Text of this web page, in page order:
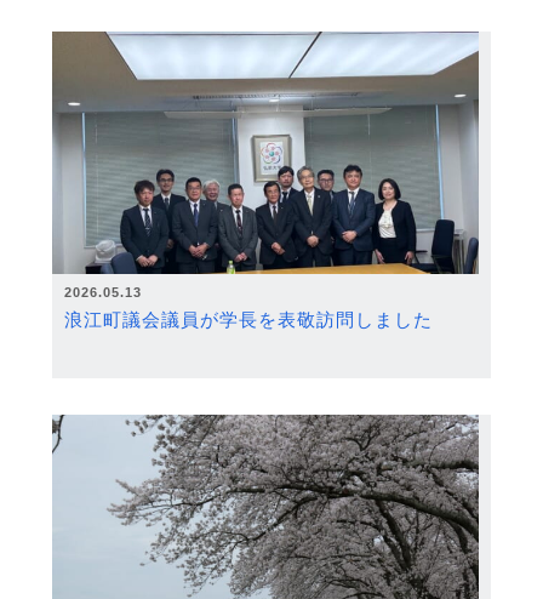
2026.05.13
浪江町議会議員が学長を表敬訪問しました